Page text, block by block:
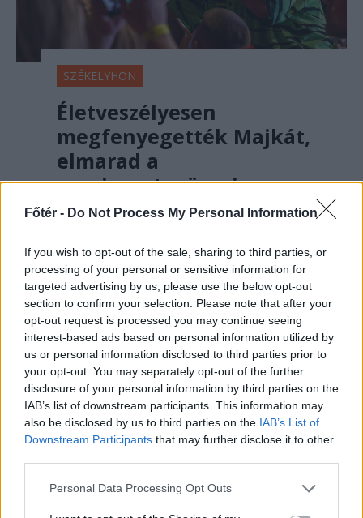
Főtér - Do Not Process My Personal Information
If you wish to opt-out of the sale, sharing to third parties, or
processing of your personal or sensitive information for
targeted advertising by us, please use the below opt-out
section to confirm your selection. Please note that after your
opt-out request is processed you may continue seeing
interest-based ads based on personal information utilized by
us or personal information disclosed to third parties prior to
your opt-out. You may separately opt-out of the further
disclosure of your personal information by third parties on the
IAB’s list of downstream participants. This information may
also be disclosed by us to third parties on the IAB’s List of
Downstream Participants that may further disclose it to other
Personal Data Processing Opt Outs
SZÉKELYHON
Életveszélyesen
megfenyegették Majkát,
elmarad a
sepsiszentgyörgyi
koncertje
Majka, ezért elmarad a
sepsiszentgyörgyi koncertje. Az előadó
közösségi oldalán azt írta,
ismeretlenek azt is tudják, hol
szállnának meg, kik biztosítanák a
rendezvényt és milyen útvonalon
közlekednének Erdélyben.
//még